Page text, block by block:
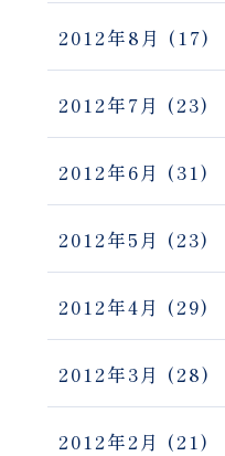
2012年8月 (17)
2012年7月 (23)
2012年6月 (31)
2012年5月 (23)
2012年4月 (29)
2012年3月 (28)
2012年2月 (21)